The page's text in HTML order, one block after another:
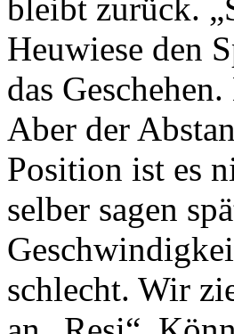
bleibt zurück.
Heuwiese den
das
Aber der
Position ist es
selber sagen
schlecht. Wir